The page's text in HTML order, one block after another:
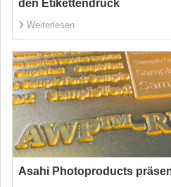
den Etikettendruck
Weiterlesen
Asahi Photoproducts